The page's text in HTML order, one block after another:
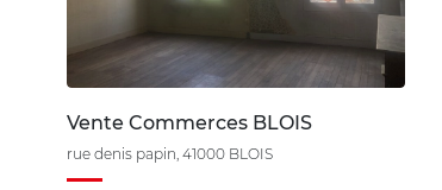
Vente Commerces BLOIS
rue denis papin, 41000 BLOIS